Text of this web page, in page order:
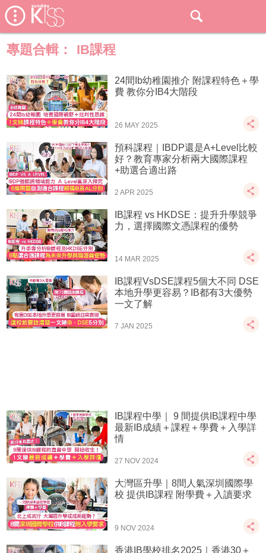
專題合輯： IB課程
24間Ib幼稚園推介 附課程特色＋學
費 教你分IB4大階段
26 MAY 2025
預科課程｜IBDP還是A+Level比較
好？教育專家分析兩大國際課程
+助選合適出路
2 APR 2025
IB課程 vs HKDSE：提升升學競爭
力，選擇國際文憑課程的優勢
14 MAR 2025
IB課程VsDSE課程5個大不同 DSE
本地升學更容易？IB都有3大優勢
一文了解
7 JAN 2025
IB課程中學｜ 9 間提供IB課程中學
最新IB成績＋課程＋學費＋入學詳
情
27 NOV 2024
大灣區升學｜8間人氣深圳國際學
校 提供IB課程 附學費＋入讀要求
9 NOV 2024
香港IB學校排名2025｜香港30＋